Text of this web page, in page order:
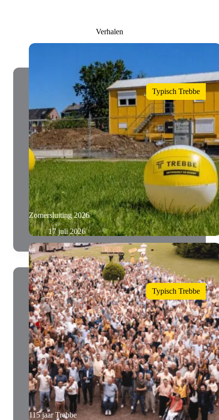
Verhalen
Typisch Trebbe
Zomersluiting 2026
17 juli 2026
Typisch Trebbe
115 jaar Trebbe